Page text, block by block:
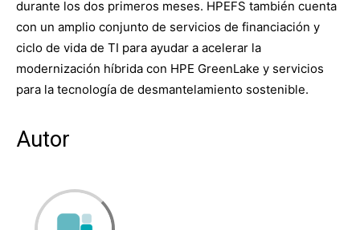
durante los dos primeros meses. HPEFS también cuenta
con un amplio conjunto de servicios de financiación y
ciclo de vida de TI para ayudar a acelerar la
modernización híbrida con HPE GreenLake y servicios
para la tecnología de desmantelamiento sostenible.
Autor